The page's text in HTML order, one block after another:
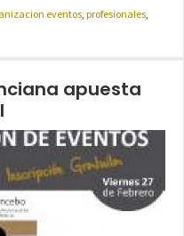
eventos, profesionales,
apuesta